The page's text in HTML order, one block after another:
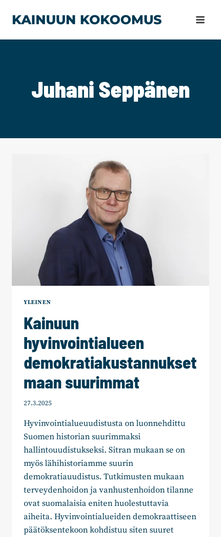
sisältöön
KAINUUN KOKOOMUS
Juhani Seppänen
YLEINEN
Kainuun
hyvinvointialueen
demokratiakustannukset
maan suurimmat
27.3.2025
Hyvinvointialueuudistusta on luonnehdittu
Suomen historian suurimmaksi
hallintouudistukseksi. Sitran mukaan se on
myös lähihistoriamme suurin
demokratiauudistus. Tutkimusten mukaan
terveydenhoidon ja vanhustenhoidon tilanne
ovat suomalaisia eniten huolestuttavia
aiheita. Hyvinvointialueiden demokraattiseen
päätöksentekoon kohdistuu siten suuret